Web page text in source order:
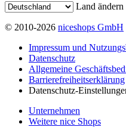
Land ändern
© 2010-2026 niceshops GmbH
Impressum und
Datenschutz
Allgemeine
Barrierefreiheitserklärung
Datenschutz-
Unternehmen
Weitere nice Shops